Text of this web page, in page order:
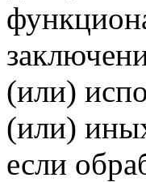
(или)
(или)
если